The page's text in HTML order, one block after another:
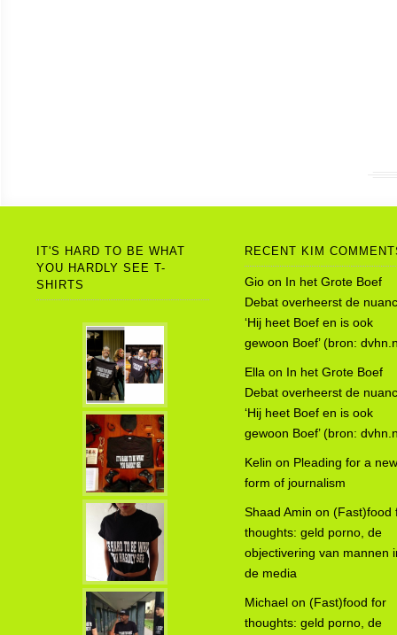
IT'S HARD TO BE WHAT
YOU HARDLY SEE T-
SHIRTS
RECENT KIM
Gio on In het Grote Boef
Debat overheerst de
‘Hij heet Boef en is ook
gewoon Boef’ (bron:
Ella on In het Grote Boef
Debat overheerst de
‘Hij heet Boef en is ook
gewoon Boef’ (bron:
Kelin on Pleading for a new
form of journalism
Shaad Amin on (Fast)food
thoughts: geld porno, de
objectivering van mannen
de media
Michael on (Fast)food for
thoughts: geld porno, de